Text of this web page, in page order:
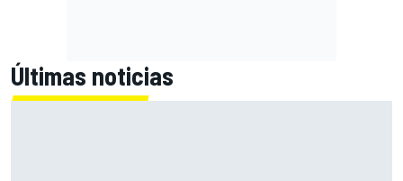
Últimas noticias